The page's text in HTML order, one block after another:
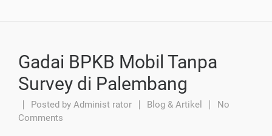
Gadai BPKB Mobil Tanpa
Survey di Palembang
Posted by Administ rator Blog & Artikel
No
Comments